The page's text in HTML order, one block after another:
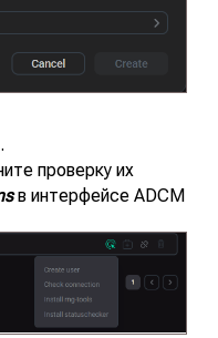
проверку их
в интерфейсе ADCM